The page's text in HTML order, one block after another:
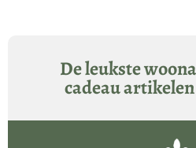
De leukste
cadeau